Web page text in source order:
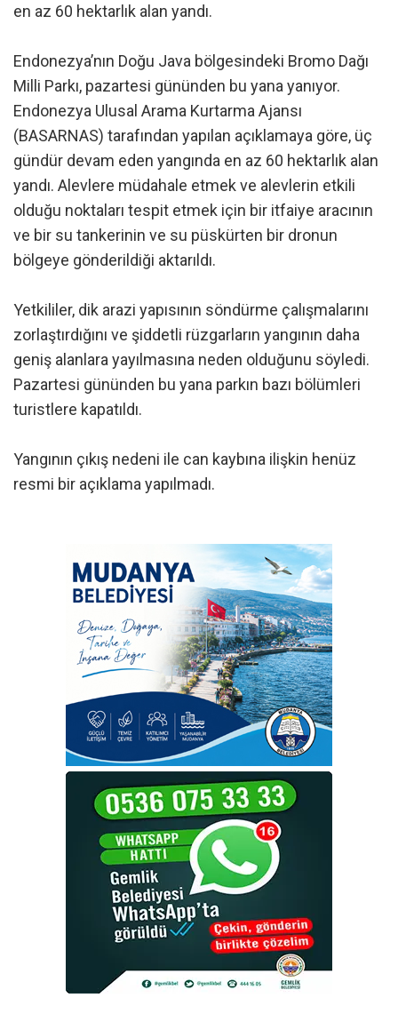
en az 60 hektarlık alan yandı.
Endonezya’nın Doğu Java bölgesindeki Bromo Dağı
Milli Parkı, pazartesi gününden bu yana yanıyor.
Endonezya Ulusal Arama Kurtarma Ajansı
(BASARNAS) tarafından yapılan açıklamaya göre, üç
gündür devam eden yangında en az 60 hektarlık alan
yandı. Alevlere müdahale etmek ve alevlerin etkili
olduğu noktaları tespit etmek için bir itfaiye aracının
ve bir su tankerinin ve su püskürten bir dronun
bölgeye gönderildiği aktarıldı.
Yetkililer, dik arazi yapısının söndürme çalışmalarını
zorlaştırdığını ve şiddetli rüzgarların yangının daha
geniş alanlara yayılmasına neden olduğunu söyledi.
Pazartesi gününden bu yana parkın bazı bölümleri
turistlere kapatıldı.
Yangının çıkış nedeni ile can kaybına ilişkin henüz
resmi bir açıklama yapılmadı.